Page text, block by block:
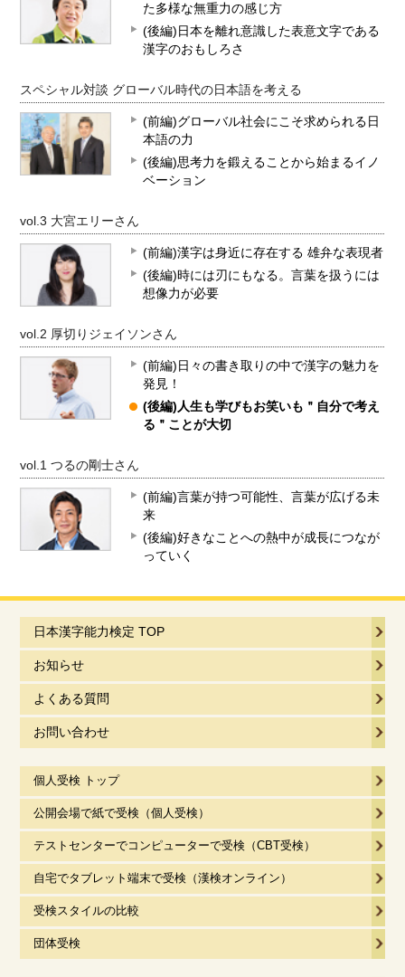
た多様な無重力の感じ方
(後編)日本を離れ意識した表意文字である
漢字のおもしろさ
スペシャル対談 グローバル時代の日本語を考える
(前編)グローバル社会にこそ求められる日
本語の力
(後編)思考力を鍛えることから始まるイノ
ベーション
vol.3 大宮エリーさん
(前編)漢字は身近に存在する 雄弁な表現者
(後編)時には刃にもなる。言葉を扱うには
想像力が必要
vol.2 厚切りジェイソンさん
(前編)日々の書き取りの中で漢字の魅力を
発見！
(後編)人生も学びもお笑いも＂自分で考え
る＂ことが大切
vol.1 つるの剛士さん
(前編)言葉が持つ可能性、言葉が広げる未
来
(後編)好きなことへの熱中が成長につなが
っていく
日本漢字能力検定 TOP
お知らせ
よくある質問
お問い合わせ
個人受検 トップ
公開会場で紙で受検（個人受検）
テストセンターでコンピューターで受検（CBT受検）
自宅でタブレット端末で受検（漢検オンライン）
受検スタイルの比較
団体受検